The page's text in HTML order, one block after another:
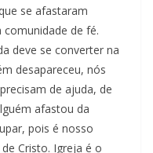
se afastaram
de fé.
deve se converter na
desapareceu, nós
de ajuda, de
afastou da
pois é nosso
Cristo. Igreja é o